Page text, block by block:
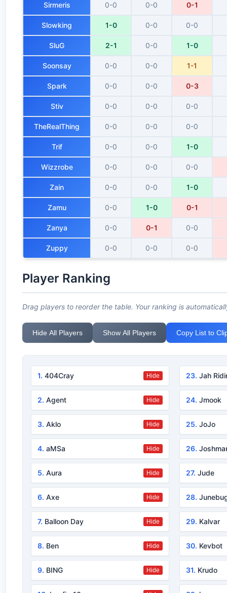
Sirmeris 0-0 0-0 0-1
Slowking 1-0 0-0 0-0
SluG 2-1 0-0 1-0
Soonsay 0-0 0-0 1-1
Spark 0-0 0-0 0-3
Stiv 0-0 0-0 0-0
TheRealThing 0-0 0-0 0-0
Trif 0-0 0-0 1-0
Wizzrobe 0-0 0-0 0-0
Zain 0-0 0-0 1-0
Zamu 0-0 1-0 0-1
Zanya 0-0 0-1 0-0
Zuppy 0-0 0-0 0-0
Player Ranking
Drag players to reorder the table. Your ranking is
Hide All Players Show All Players Copy List to
1. 404Cray Hide
2. Agent Hide
3. Aklo Hide
4. aMSa Hide
5. Aura Hide
6. Axe Hide
7. Balloon Day Hide
8. Ben Hide
9. BING Hide
23. Jah
24. Jmook
25. JoJo
26.
27. Jude
28.
29. Kalvar
30. Kevbot
31. Krudo